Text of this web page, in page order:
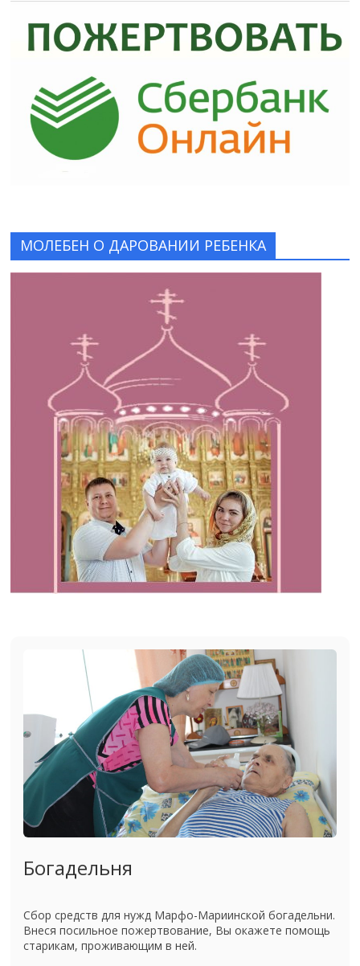
МОЛЕБЕН О ДАРОВАНИИ РЕБЕНКА
Богадельня
Сбор средств для нужд Марфо-Мариинской богадельни.
Внеся посильное пожертвование, Вы окажете помощь
старикам, проживающим в ней.